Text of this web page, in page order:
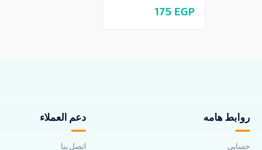
175 EGP
روابط هامه
حسابي
دعم العملاء
اتصل بنا